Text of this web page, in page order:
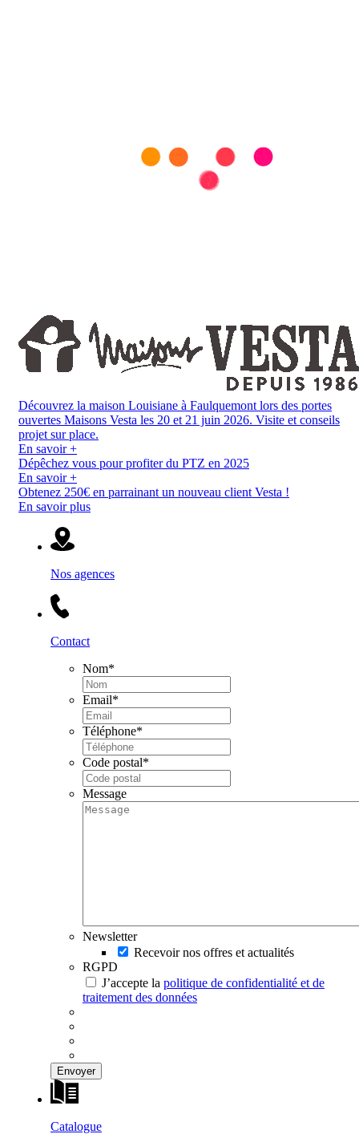
Découvrez la maison Louisiane à Faulquemont lors des portes
ouvertes Maisons Vesta les 20 et 21 juin 2026. Visite et conseils
projet sur place.
En savoir +
Dépêchez vous pour profiter du PTZ en 2025
En savoir +
Obtenez 250€ en parrainant un nouveau client Vesta !
En savoir plus
Nos agences
Contact
Nom*
Email*
Téléphone*
Code postal*
Message
Newsletter
Recevoir nos offres et actualités
RGPD
J’accepte la politique de confidentialité et de
traitement des données
Catalogue